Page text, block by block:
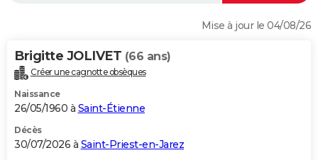
Alimentation
Guide de la santé
Maladies
Médicaments
Sommeil
VOYAGE
Destinations
City break
Voyage nature
Voyage de noces
Forum
Climat
+PHOTO
GUIDES D'ACHAT
BONS PLANS
Mise à jour le 04/08/26
Brigitte JOLIVET (66 ans)
Créer une cagnotte obsèques
Naissance
26/05/1960 à Saint-Étienne
Décès
30/07/2026 à Saint-Priest-en-Jarez